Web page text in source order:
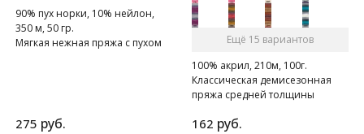
90% пух норки, 10% нейлон,
350 м, 50 гр.
Мягкая нежная пряжа с пухом
275 руб.
Ещё 15 вариантов
100% акрил, 210м, 100г.
Классическая демисезонная
пряжа средней толщины
крашения.
162 руб.